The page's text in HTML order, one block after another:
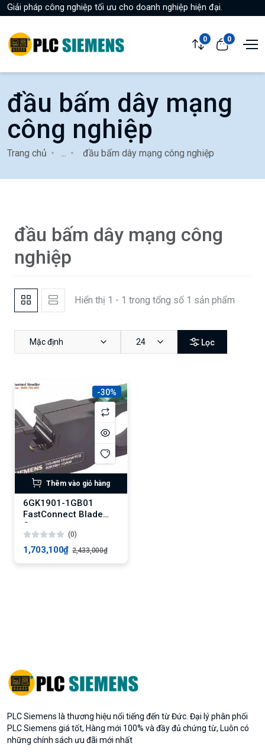
Giải pháp công nghiệp tối ưu cho doanh nghiệp hiện đại.
0 0
đầu bấm dây mạng
công nghiệp
Trang chủ đầu bấm dây mạng công nghiệp
đầu bấm dây mạng công
nghiệp
Hiển thị 1 - 1 trong tổng số 1 sản phẩm
Mặc định 24 Lọc
-30%
Thêm vào giỏ hàng
6GK1901-1GB01
FastConnect Blade
Cassettes
(0)
1,703,100₫ 2,433,000₫
PLC Siemens là thương hiệu nổi tiếng đến từ Đức. Đại lý phân phối
PLC Siemens giá tốt, Hàng mới 100% và đầy đủ chứng từ, Luôn có
những chính sách ưu đãi mới nhất